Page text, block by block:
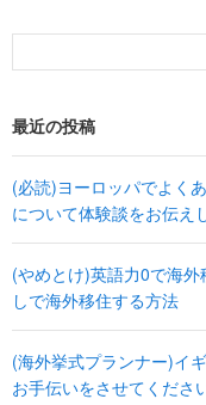
最近の投稿
(必読)ヨーロッパでよく
について体験談をお伝え
(やめとけ)英語力0で海
しで海外移住する方法
(海外挙式プランナー)イ
お手伝いをさせてくださ